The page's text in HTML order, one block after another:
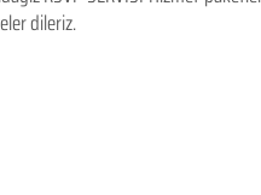
dileriz.